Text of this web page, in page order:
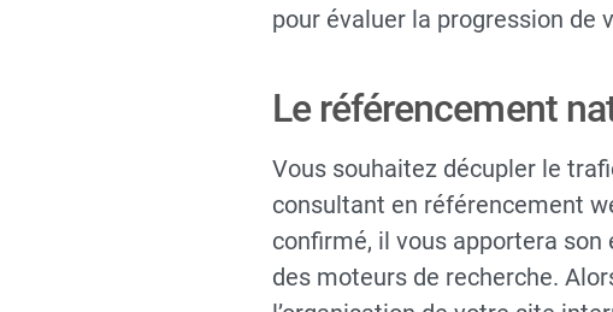
pour évaluer la progression
Le référencement
Vous souhaitez décupler le
consultant en référencement
confirmé, il vous apportera
des moteurs de recherche.